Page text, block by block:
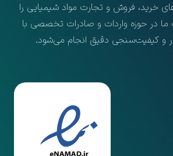
خرید، فروش و تجارت مواد شیمیایی را
ما در حوزه واردات و صادرات تخصصی با
و کیفیت‌سنجی دقیق انجام می‌شود.